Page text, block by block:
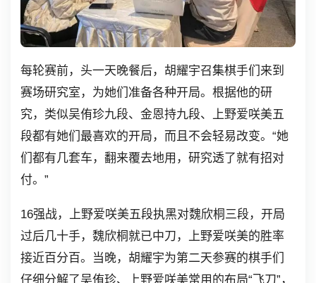
每轮赛前，头一天晚餐后，胡耀宇召集棋手们来到
赛场研究室，为她们准备各种开局。根据他的研
究，类似吴侑珍九段、金恩持九段、上野爱咲美五
段都有她们最喜欢的开局，而且不会轻易改变。“她
们都有几套车，翻来覆去地用，研究透了就有招对
付。”
16强战，上野爱咲美五段执黑对魏欣桐三段，开局
过后几十手，魏欣桐就已中刀，上野爱咲美的胜率
接近百分百。当晚，胡耀宇为第二天参赛的棋手们
仔细分解了吴侑珍、上野爱咲美常用的布局“飞刀”，